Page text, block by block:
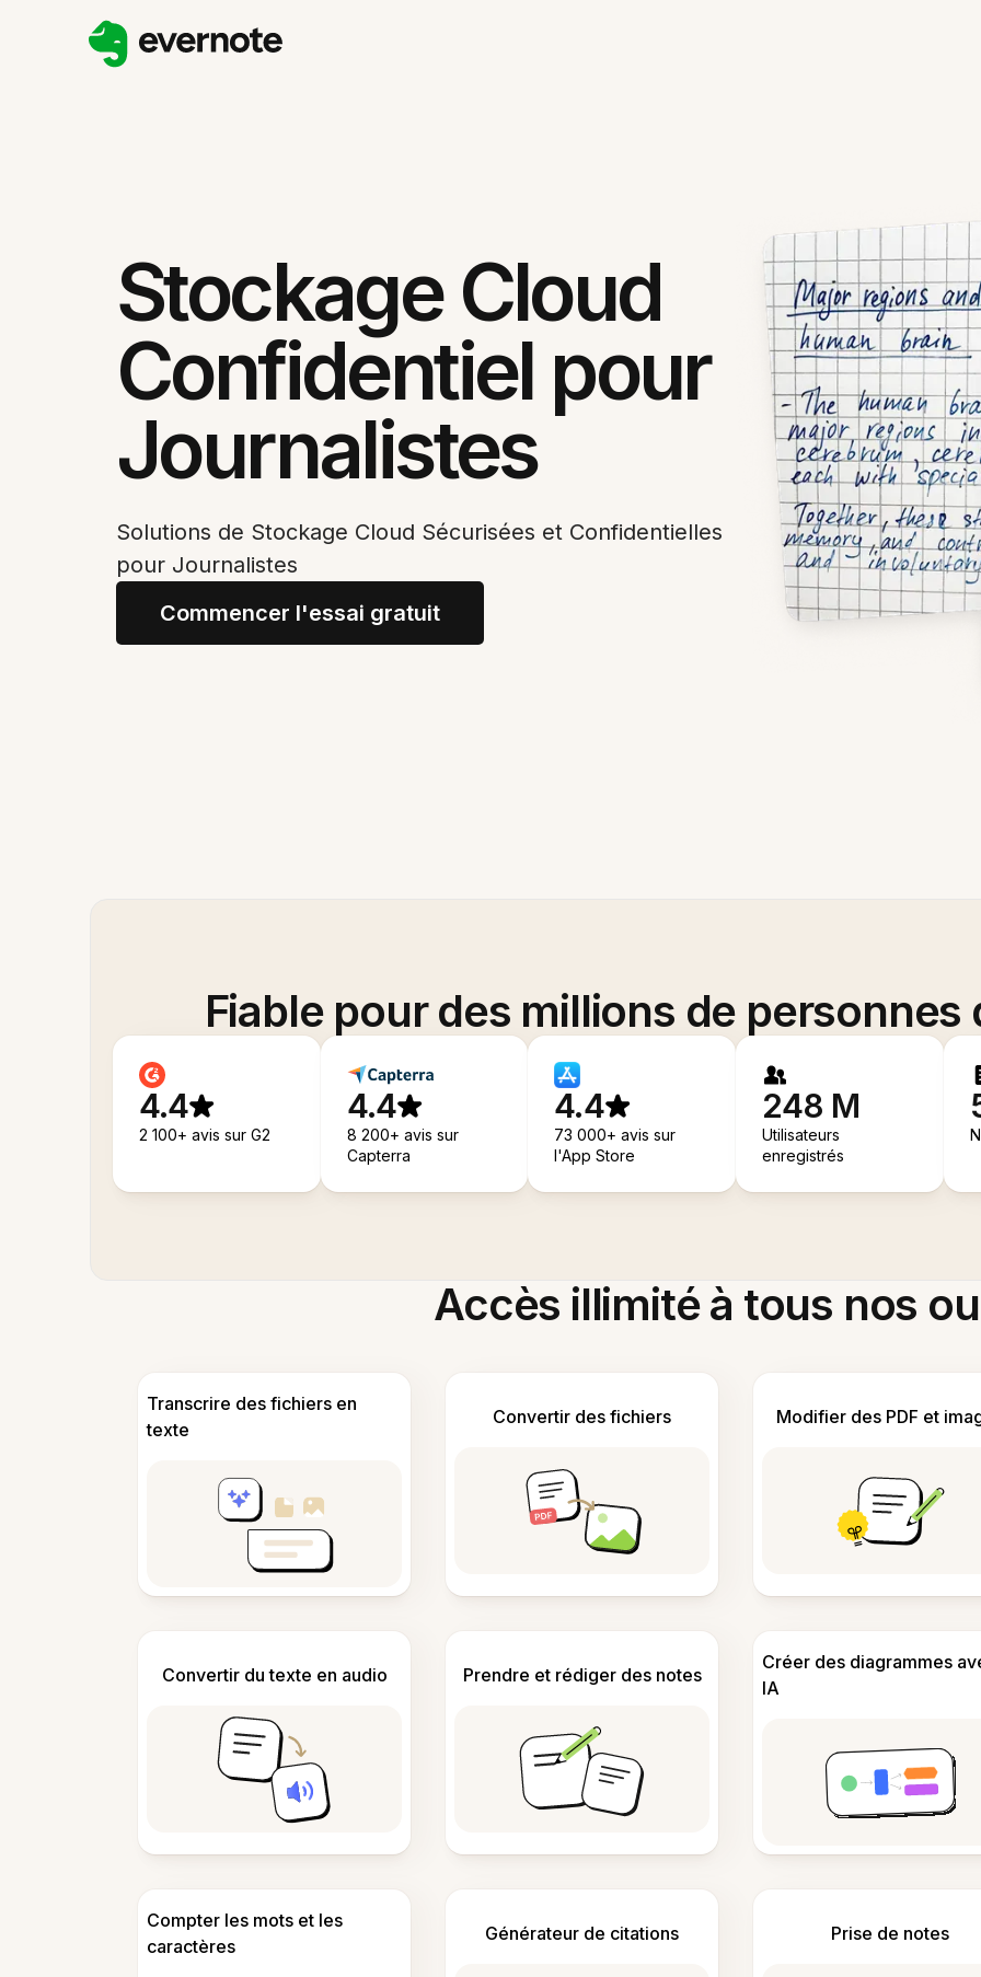
Stockage Cloud
Confidentiel pour
Journalistes
Solutions de Stockage Cloud Sécurisées et Confidentielles
pour Journalistes
Commencer l'essai gratuit
Fiable pour des millions de personnes
4.4
2 100+ avis sur G2
4.4
8 200+ avis sur
Capterra
4.4
73 000+ avis sur
l'App Store
248 M
Utilisateurs
enregistrés
Accès illimité à tous nos
Transcrire des fichiers en
texte
Convertir des fichiers Modifier des PDF et
Convertir du texte en audio Prendre et rédiger des notes
Créer des diagrammes
IA
Compter les mots et les
caractères
Générateur de citations Prise de notes